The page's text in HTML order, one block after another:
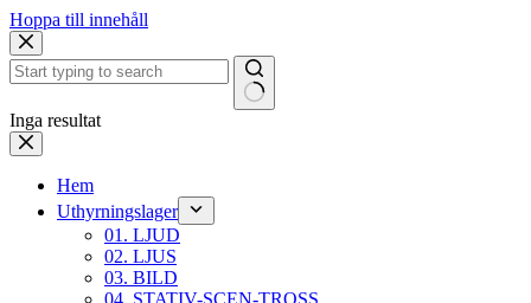
Hoppa till innehåll
Inga resultat
Hem
Uthyrningslager
01. LJUD
02. LJUS
03. BILD
04. STATIV-SCEN-TROSS